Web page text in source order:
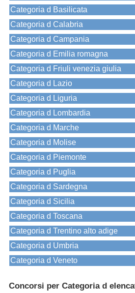
Categoria d Basilicata
Categoria d Calabria
Categoria d Campania
Categoria d Emilia romagna
Categoria d Friuli venezia giulia
Categoria d Lazio
Categoria d Liguria
Categoria d Lombardia
Categoria d Marche
Categoria d Molise
Categoria d Piemonte
Categoria d Puglia
Categoria d Sardegna
Categoria d Sicilia
Categoria d Toscana
Categoria d Trentino alto adige
Categoria d Umbria
Categoria d Veneto
Concorsi per Categoria d